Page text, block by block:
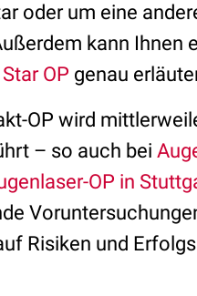
oder um eine
kann Ihnen
OP genau
OP wird
– so auch bei
OP in
Risiken und